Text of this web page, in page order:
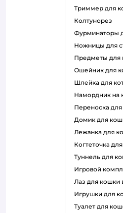
триммер для
колтунорез
фурминаторы
ножницы для
предметы
ошейник для
шлейка для
намордник на
переноска
домик для
лежанка для
когтеточка
туннель для
игровой
лаз для кошки
игрушки для
туалет для